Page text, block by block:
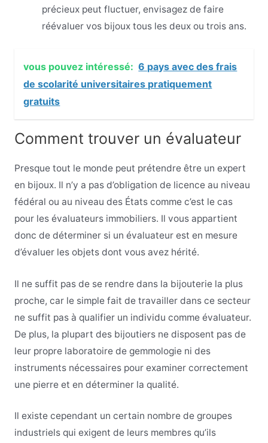
précieux peut fluctuer, envisagez de faire
réévaluer vos bijoux tous les deux ou trois ans.
vous pouvez intéressé: 6 pays avec des frais
de scolarité universitaires pratiquement
gratuits
Comment trouver un évaluateur
Presque tout le monde peut prétendre être un expert
en bijoux. Il n’y a pas d’obligation de licence au niveau
fédéral ou au niveau des États comme c’est le cas
pour les évaluateurs immobiliers. Il vous appartient
donc de déterminer si un évaluateur est en mesure
d’évaluer les objets dont vous avez hérité.
Il ne suffit pas de se rendre dans la bijouterie la plus
proche, car le simple fait de travailler dans ce secteur
ne suffit pas à qualifier un individu comme évaluateur.
De plus, la plupart des bijoutiers ne disposent pas de
leur propre laboratoire de gemmologie ni des
instruments nécessaires pour examiner correctement
une pierre et en déterminer la qualité.
Il existe cependant un certain nombre de groupes
industriels qui exigent de leurs membres qu’ils